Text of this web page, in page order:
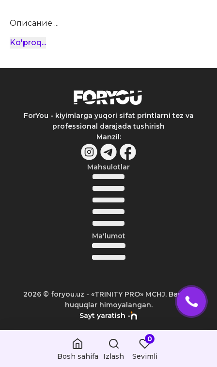
Описание ...
Ko'proq...
ForYou - kiyimlarga yuqori sifat printlarni tez va
professional darajada tushirish
Manzil:
Mahsulotlar
Ma'lumot
2026© foryou.uz - «TRINITY PRO» MCHJ. Barcha
huquqlar himoyalangan.
Sayt yaratish -
Bosh sahifa Izlash
0
Sevimli